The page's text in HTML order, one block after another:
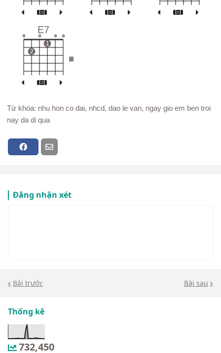
E7
o
2
o
1
o o
Từ khóa: nhu hon co dai, nhcd, dao le van, ngay gio em ben troi
nay da di qua
Đăng nhận xét
Bài trước Bài sau
Thống kê
732,450